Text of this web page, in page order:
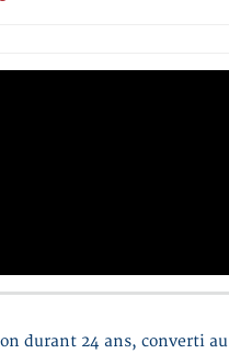
durant 24 ans, converti au